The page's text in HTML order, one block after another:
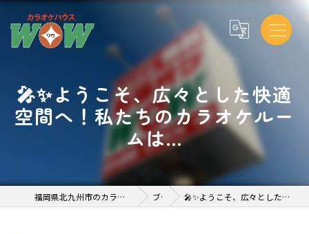
🎤✨ようこそ、広々とした快適
空間へ！私たちのカラオケルー
ムは...
福岡県北九州市のカラオケならカラオケハウスWOW 到津 店 ブログ 🎤✨ようこそ、広々とした快適空間へ！私たちのカラオケルームは...